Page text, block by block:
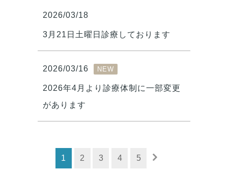
2026/03/18
3月21日土曜日診療しております
2026/03/16 NEW
2026年4月より診療体制に一部変更
があります
1 2 3 4 5